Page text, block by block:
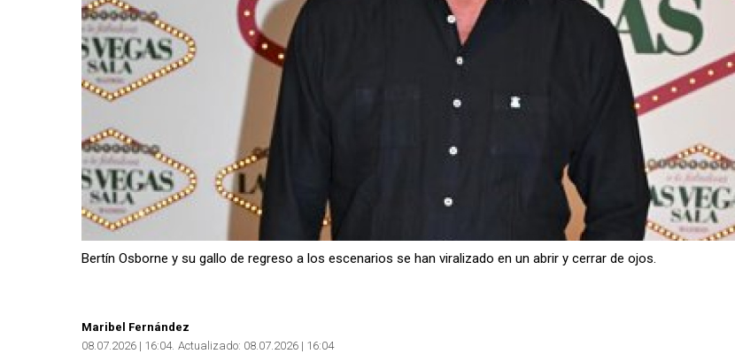
Bertín Osborne y su gallo de regreso a los escenarios se han viralizado en un abrir y cerrar de ojos.
Maribel Fernández
08.07.2026 | 16:04 Actualizado: 08.07.2026 | 16:04